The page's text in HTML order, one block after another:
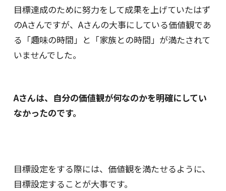
目標達成のために努力をして成果を上げていたはず
のAさんですが、Aさんの大事にしている価値観であ
る「趣味の時間」と「家族との時間」が満たされて
いませんでした。
Aさんは、自分の価値観が何なのかを明確にしてい
なかったのです。
目標設定をする際には、価値観を満たせるように、
目標設定することが大事です。